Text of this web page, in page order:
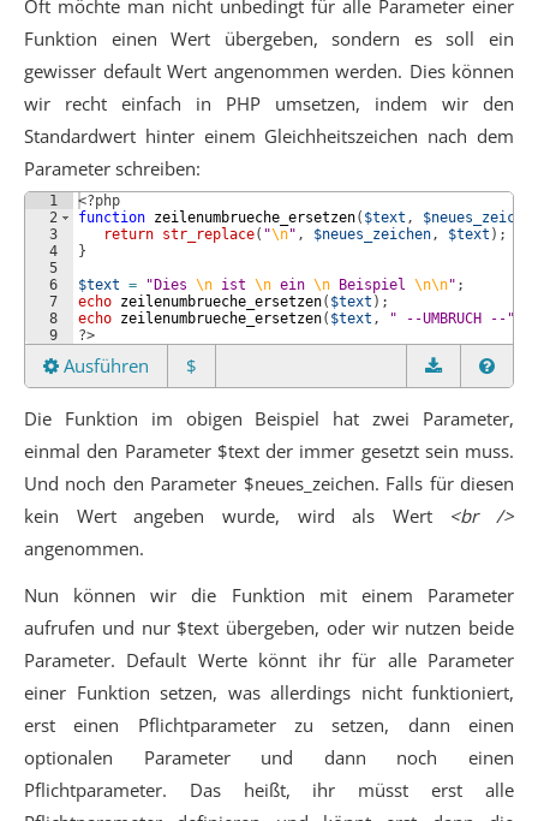
Oft möchte man nicht unbedingt für alle Parameter einer
Funktion einen Wert übergeben, sondern es soll ein
gewisser default Wert angenommen werden. Dies können
wir recht einfach in PHP umsetzen, indem wir den
Standardwert hinter einem Gleichheitszeichen nach dem
Parameter schreiben:
1
2
3
4
5
6
7
8
9
<?php
function zeilenumbrueche_ersetzen( $text ,
return str_replace( "\n" , $neues_zeichen , $text ) ;
}
$text = "Dies \n ist \n ein \n Beispiel \n\n" ;
echo zeilenumbrueche_ersetzen( $text ) ;
echo zeilenumbrueche_ersetzen( $text , " --UMBRUCH --"
?>
Ausführen $
Die Funktion im obigen Beispiel hat zwei Parameter,
einmal den Parameter $text der immer gesetzt sein muss.
Und noch den Parameter $neues_zeichen. Falls für diesen
kein Wert angeben wurde, wird als Wert <br />
angenommen.
Nun können wir die Funktion mit einem Parameter
aufrufen und nur $text übergeben, oder wir nutzen beide
Parameter. Default Werte könnt ihr für alle Parameter
einer Funktion setzen, was allerdings nicht funktioniert,
erst einen Pflichtparameter zu setzen, dann einen
optionalen Parameter und dann noch einen
Pflichtparameter. Das heißt, ihr müsst erst alle